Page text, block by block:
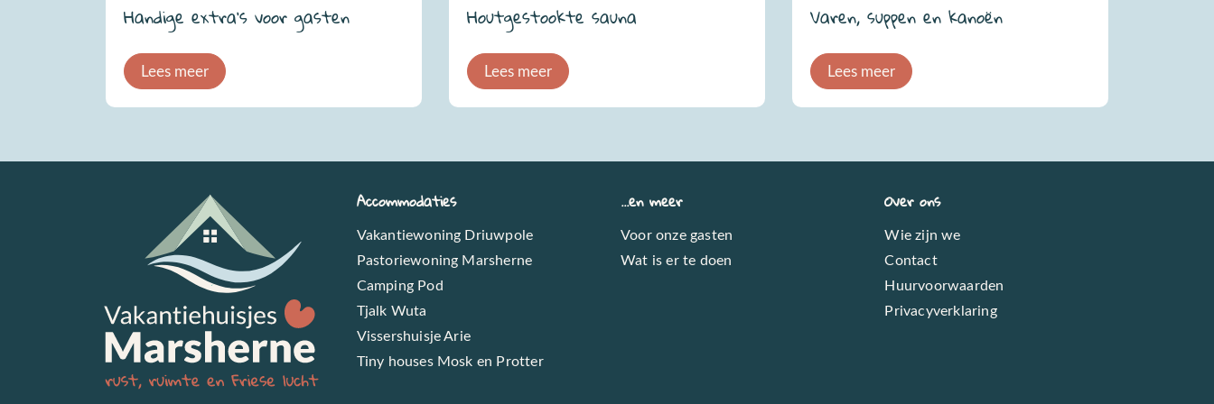
Handige extra’s voor gasten
Lees meer
Houtgestookte sauna
Lees meer
Varen, suppen en kanoën
Lees meer
Accommodaties
Vakantiewoning Driuwpole
Pastoriewoning Marsherne
Camping Pod
Tjalk Wuta
Vissershuisje Arie
Tiny houses Mosk en Protter
...en meer
Voor onze gasten
Wat is er te doen
Over ons
Wie zijn we
Contact
Huurvoorwaarden
Privacyverklaring